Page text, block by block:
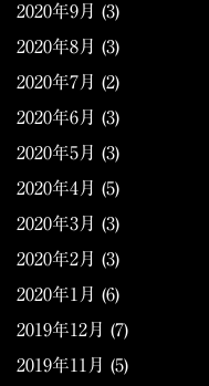
2020年9月 (3)
2020年8月 (3)
2020年7月 (2)
2020年6月 (3)
2020年5月 (3)
2020年4月 (5)
2020年3月 (3)
2020年2月 (3)
2020年1月 (6)
2019年12月 (7)
2019年11月 (5)